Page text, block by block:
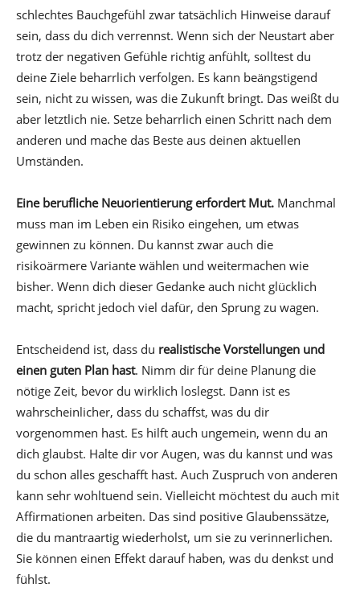
schlechtes Bauchgefühl zwar tatsächlich Hinweise darauf
sein, dass du dich verrennst. Wenn sich der Neustart aber
trotz der negativen Gefühle richtig anfühlt, solltest du
deine Ziele beharrlich verfolgen. Es kann beängstigend
sein, nicht zu wissen, was die Zukunft bringt. Das weißt du
aber letztlich nie. Setze beharrlich einen Schritt nach dem
anderen und mache das Beste aus deinen aktuellen
Umständen.
Eine berufliche Neuorientierung erfordert Mut. Manchmal
muss man im Leben ein Risiko eingehen, um etwas
gewinnen zu können. Du kannst zwar auch die
risikoärmere Variante wählen und weitermachen wie
bisher. Wenn dich dieser Gedanke auch nicht glücklich
macht, spricht jedoch viel dafür, den Sprung zu wagen.
Entscheidend ist, dass du realistische Vorstellungen und
einen guten Plan hast. Nimm dir für deine Planung die
nötige Zeit, bevor du wirklich loslegst. Dann ist es
wahrscheinlicher, dass du schaffst, was du dir
vorgenommen hast. Es hilft auch ungemein, wenn du an
dich glaubst. Halte dir vor Augen, was du kannst und was
du schon alles geschafft hast. Auch Zuspruch von anderen
kann sehr wohltuend sein. Vielleicht möchtest du auch mit
Affirmationen arbeiten. Das sind positive Glaubenssätze,
die du mantraartig wiederholst, um sie zu verinnerlichen.
Sie können einen Effekt darauf haben, was du denkst und
fühlst.